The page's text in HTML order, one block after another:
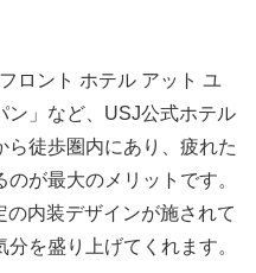
ロント ホテル アット ユ
ン」など、USJ公式ホテル
ら徒歩圏内にあり、疲れた
が最大のメリットです。
内装デザインが施されて
を盛り上げてくれます。